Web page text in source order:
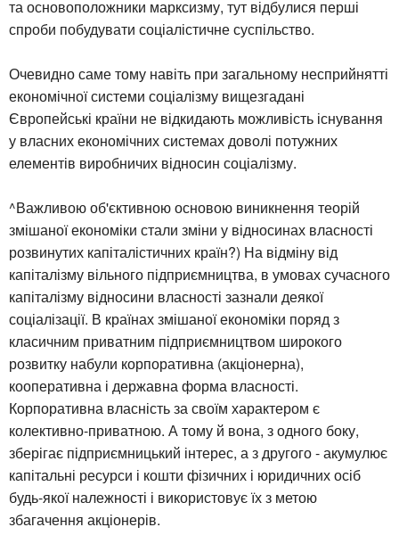
та основоположники марксизму, тут відбулися перші
спроби побудувати соціалістичне суспільство.
Очевидно саме тому навіть при загальному несприйнятті
економічної системи соціалізму вищезгадані
Європейські країни не відкидають можливість існування
у власних економічних системах доволі потужних
елементів виробничих відносин соціалізму.
^Важливою об'єктивною основою виникнення теорій
змішаної економіки стали зміни у відносинах власності
розвинутих капіталістичних країн?) На відміну від
капіталізму вільного підприємництва, в умовах сучасного
капіталізму відносини власності зазнали деякої
соціалізації. В країнах змішаної економіки поряд з
класичним приватним підприємництвом широкого
розвитку набули корпоративна (акціонерна),
кооперативна і державна форма власності.
Корпоративна власність за своїм характером є
колективно-приватною. А тому й вона, з одного боку,
зберігає підприємницький інтерес, а з другого - акумулює
капітальні ресурси і кошти фізичних і юридичних осіб
будь-якої належності і використовує їх з метою
збагачення акціонерів.